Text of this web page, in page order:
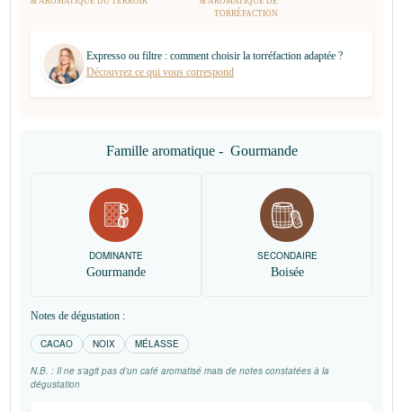
TORRÉFACTION
Expresso ou filtre : comment choisir la torréfaction adaptée ?
Découvrez ce qui vous correspond
Famille aromatique - Gourmande
DOMINANTE
Gourmande
SECONDAIRE
Boisée
Notes de dégustation :
CACAO NOIX MÉLASSE
N.B. : Il ne s’agit pas d’un café aromatisé mais de notes constatées à la
dégustation